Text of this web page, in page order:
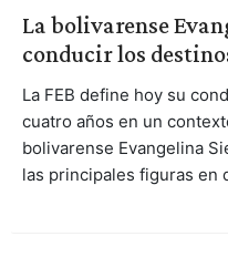
La bolivarense
conducir los
La FEB define hoy su
cuatro años en un
bolivarense Evangelina
las principales figuras en